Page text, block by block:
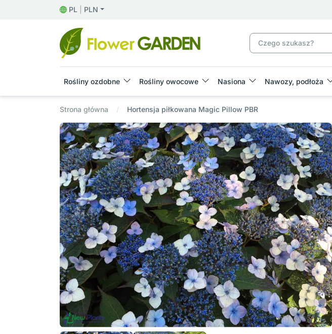
PL PLN
Rośliny ozdobne Rośliny owocowe Nasiona Nawozy, podłoża
Strona główna Hortensja piłkowana Magic Pillow PBR